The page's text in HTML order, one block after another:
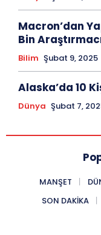
Macron’dan
Bin
Bilim Şubat 9, 2025
Alaska’da 10
Dünya Şubat 7,
MANŞET
SON DAKIKA